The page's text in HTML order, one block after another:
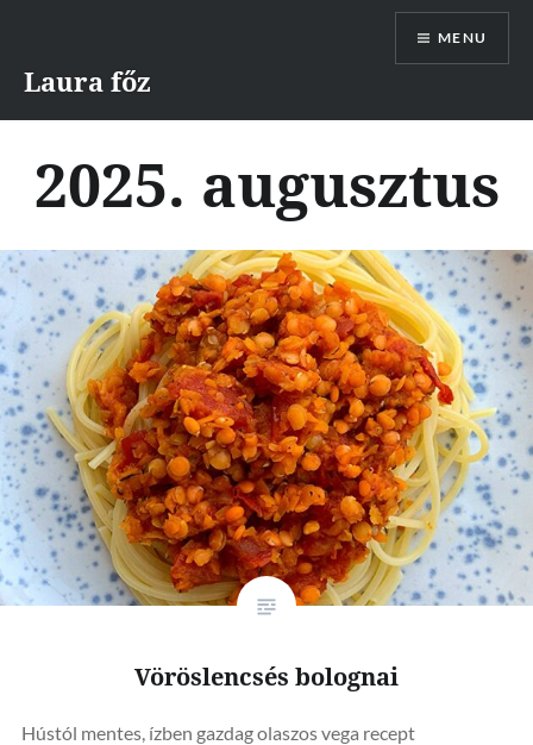
content
Laura főz
MENU
2025. augusztus
Vöröslencsés bolognai
Hústól mentes, ízben gazdag olaszos vega recept